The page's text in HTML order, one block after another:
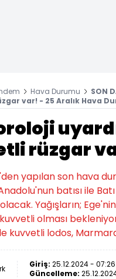
Hava Durumu
SON
var! - 25 Aralık Hava
rüzgar
yapılan son hava
batısı ile
Yağışların;
olması
kuvvetli lodos,
Giriş: 25.12.2024 - 07:26
Güncelleme: